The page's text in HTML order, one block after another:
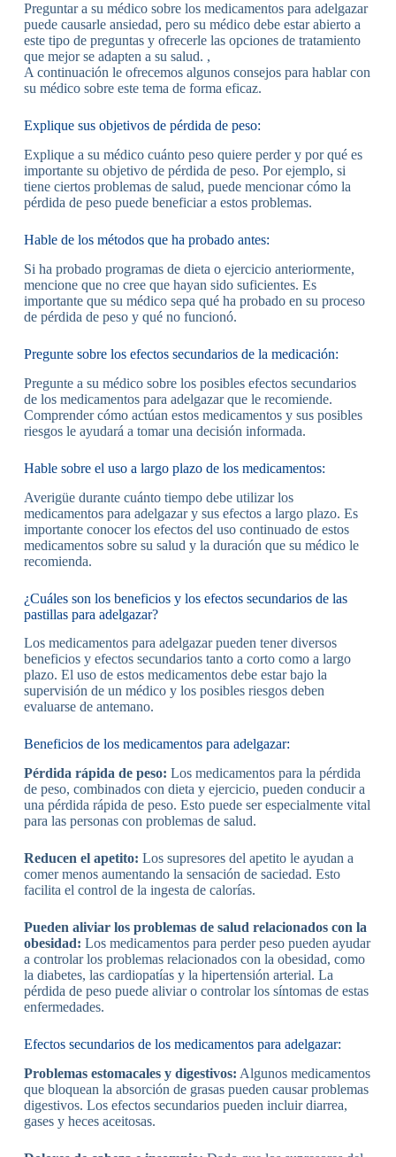
Preguntar a su médico sobre los medicamentos para adelgazar
puede causarle ansiedad, pero su médico debe estar abierto a
este tipo de preguntas y ofrecerle las opciones de tratamiento
que mejor se adapten a su salud. ,
A continuación le ofrecemos algunos consejos para hablar con
su médico sobre este tema de forma eficaz.
Explique sus objetivos de pérdida de peso:
Explique a su médico cuánto peso quiere perder y por qué es
importante su objetivo de pérdida de peso. Por ejemplo, si
tiene ciertos problemas de salud, puede mencionar cómo la
pérdida de peso puede beneficiar a estos problemas.
Hable de los métodos que ha probado antes:
Si ha probado programas de dieta o ejercicio anteriormente,
mencione que no cree que hayan sido suficientes. Es
importante que su médico sepa qué ha probado en su proceso
de pérdida de peso y qué no funcionó.
Pregunte sobre los efectos secundarios de la medicación:
Pregunte a su médico sobre los posibles efectos secundarios
de los medicamentos para adelgazar que le recomiende.
Comprender cómo actúan estos medicamentos y sus posibles
riesgos le ayudará a tomar una decisión informada.
Hable sobre el uso a largo plazo de los medicamentos:
Averigüe durante cuánto tiempo debe utilizar los
medicamentos para adelgazar y sus efectos a largo plazo. Es
importante conocer los efectos del uso continuado de estos
medicamentos sobre su salud y la duración que su médico le
recomienda.
¿Cuáles son los beneficios y los efectos secundarios de las
pastillas para adelgazar?
Los medicamentos para adelgazar pueden tener diversos
beneficios y efectos secundarios tanto a corto como a largo
plazo. El uso de estos medicamentos debe estar bajo la
supervisión de un médico y los posibles riesgos deben
evaluarse de antemano.
Beneficios de los medicamentos para adelgazar:
Pérdida rápida de peso: Los medicamentos para la pérdida
de peso, combinados con dieta y ejercicio, pueden conducir a
una pérdida rápida de peso. Esto puede ser especialmente vital
para las personas con problemas de salud.
Reducen el apetito: Los supresores del apetito le ayudan a
comer menos aumentando la sensación de saciedad. Esto
facilita el control de la ingesta de calorías.
Pueden aliviar los problemas de salud relacionados con la
obesidad: Los medicamentos para perder peso pueden ayudar
a controlar los problemas relacionados con la obesidad, como
la diabetes, las cardiopatías y la hipertensión arterial. La
pérdida de peso puede aliviar o controlar los síntomas de estas
enfermedades.
Efectos secundarios de los medicamentos para adelgazar:
Problemas estomacales y digestivos: Algunos medicamentos
que bloquean la absorción de grasas pueden causar problemas
digestivos. Los efectos secundarios pueden incluir diarrea,
gases y heces aceitosas.